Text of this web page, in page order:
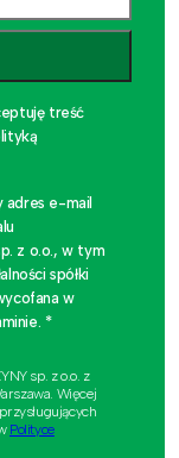
treść
adres e-mail
z o.o., w tym
spółki
w
*
sp. z o.o. z
Więcej
Polityce